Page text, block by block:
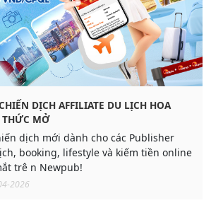
DỊCH AFFILIATE DU LỊCH HOA
THỨC MỞ
dịch mới dành cho các Publisher
booking, lifestyle và kiếm tiền online
trê n Newpub!
2026